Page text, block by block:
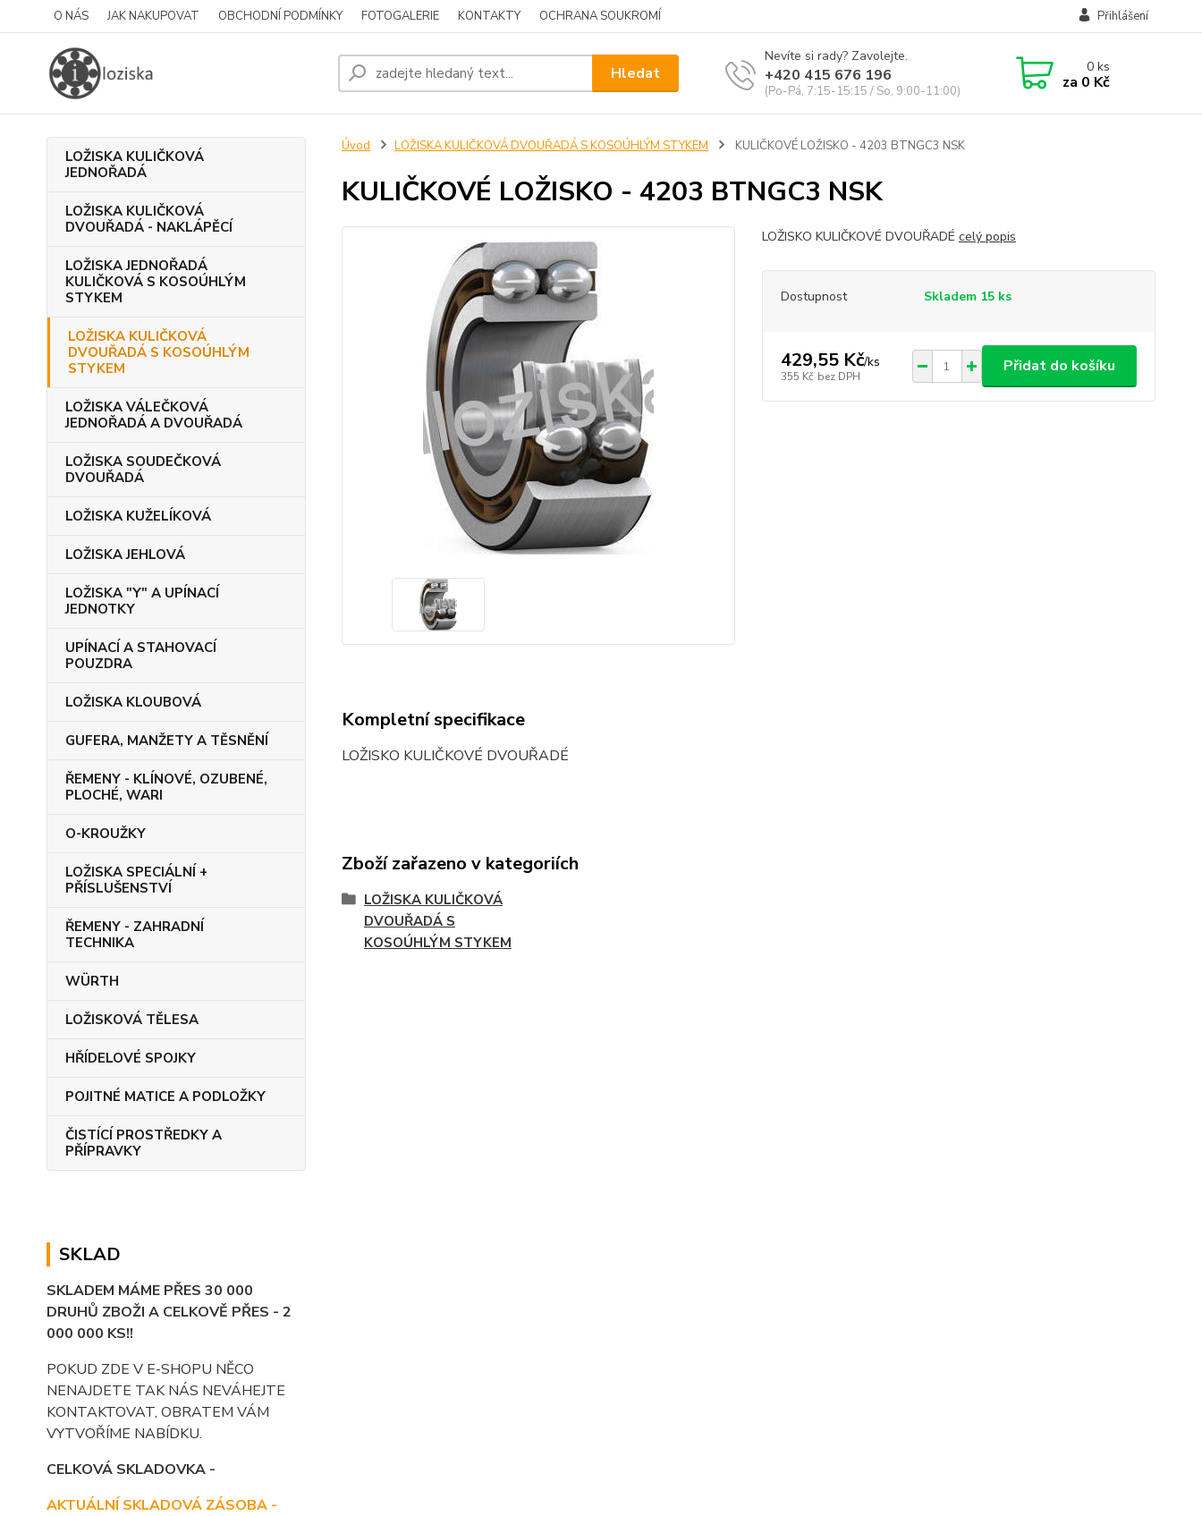
O NÁS JAK NAKUPOVAT OBCHODNÍ PODMÍNKY FOTOGALERIE KONTAKTY OCHRANA SOUKROMÍ Přihlášení
Hledat
Nevíte si rady? Zavolejte.
+420 415 676 196
(Po-Pá, 7:15-15:15 / So, 9:00-11:00)
0ks
za 0 Kč
LOŽISKA KULIČKOVÁ
JEDNOŘADÁ
LOŽISKA KULIČKOVÁ
DVOUŘADÁ - NAKLÁPĚCÍ
LOŽISKA JEDNOŘADÁ
KULIČKOVÁ S KOSOÚHLÝM
STYKEM
LOŽISKA KULIČKOVÁ
DVOUŘADÁ S KOSOÚHLÝM
STYKEM
LOŽISKA VÁLEČKOVÁ
JEDNOŘADÁ A DVOUŘADÁ
LOŽISKA SOUDEČKOVÁ
DVOUŘADÁ
LOŽISKA KUŽELÍKOVÁ
LOŽISKA JEHLOVÁ
LOŽISKA "Y" A UPÍNACÍ
JEDNOTKY
UPÍNACÍ A STAHOVACÍ
POUZDRA
LOŽISKA KLOUBOVÁ
GUFERA, MANŽETY A TĚSNĚNÍ
ŘEMENY - KLÍNOVÉ, OZUBENÉ,
PLOCHÉ, WARI
O-KROUŽKY
LOŽISKA SPECIÁLNÍ +
PŘÍSLUŠENSTVÍ
ŘEMENY - ZAHRADNÍ
TECHNIKA
WÜRTH
LOŽISKOVÁ TĚLESA
HŘÍDELOVÉ SPOJKY
POJITNÉ MATICE A PODLOŽKY
ČISTÍCÍ PROSTŘEDKY A
PŘÍPRAVKY
SKLAD
SKLADEM MÁME PŘES 30 000
DRUHŮ ZBOŽI A CELKOVĚ PŘES - 2
000 000 KS!!
POKUD ZDE V E-SHOPU NĚCO
NENAJDETE TAK NÁS NEVÁHEJTE
KONTAKTOVAT, OBRATEM VÁM
VYTVOŘÍME NABÍDKU.
CELKOVÁ SKLADOVKA -
AKTUÁLNÍ SKLADOVÁ ZÁSOBA -
Úvod LOŽISKA KULIČKOVÁ DVOUŘADÁ S KOSOÚHLÝM STYKEM KULIČKOVÉ LOŽISKO - 4203 BTNGC3 NSK
KULIČKOVÉ LOŽISKO - 4203 BTNGC3 NSK
LOŽISKO KULIČKOVÉ DVOUŘADÉ celý popis
Dostupnost Skladem 15 ks
429,55 Kč/ks
355 Kč bez DPH
Přidat do košíku
Kompletní specifikace
LOŽISKO KULIČKOVÉ DVOUŘADÉ
Zboží zařazeno v kategoriích
LOŽISKA KULIČKOVÁ
DVOUŘADÁ S
KOSOÚHLÝM STYKEM